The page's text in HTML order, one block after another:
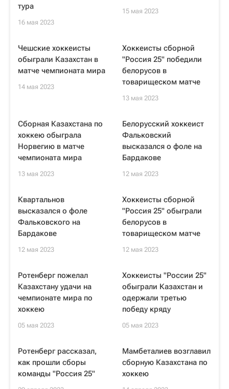
тура
16 мая 2023
15 мая 2023
Чешские хоккеисты
обыграли Казахстан в
матче чемпионата мира
14 мая 2023
Хоккеисты сборной
"Россия 25" победили
белорусов в
товарищеском матче
13 мая 2023
Сборная Казахстана по
хоккею обыграла
Норвегию в матче
чемпионата мира
13 мая 2023
Белорусский хоккеист
Фальковский
высказался о фоле на
Бардакове
12 мая 2023
Квартальнов
высказался о фоле
Фальковского на
Бардакове
12 мая 2023
Хоккеисты сборной
"Россия 25" обыграли
белорусов в
товарищеском матче
12 мая 2023
Ротенберг пожелал
Казахстану удачи на
чемпионате мира по
хоккею
05 мая 2023
Хоккеисты "России 25"
обыграли Казахстан и
одержали третью
победу кряду
05 мая 2023
Ротенберг рассказал,
как прошли сборы
команды "Россия 25"
Мамбеталиев возглавил
сборную Казахстана по
хоккею